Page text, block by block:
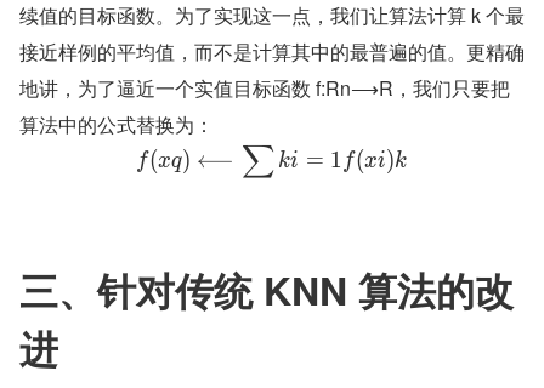
续值的目标函数。为了实现这一点，我们让算法计算 k 个最
接近样例的平均值，而不是计算其中的最普遍的值。更精确
地讲，为了逼近一个实值目标函数 f:Rn⟶R，我们只要把
算法中的公式替换为：
f(xq) ⟵ ∑ ki = 1 f(xi)k
三、针对传统 KNN 算法的改
进